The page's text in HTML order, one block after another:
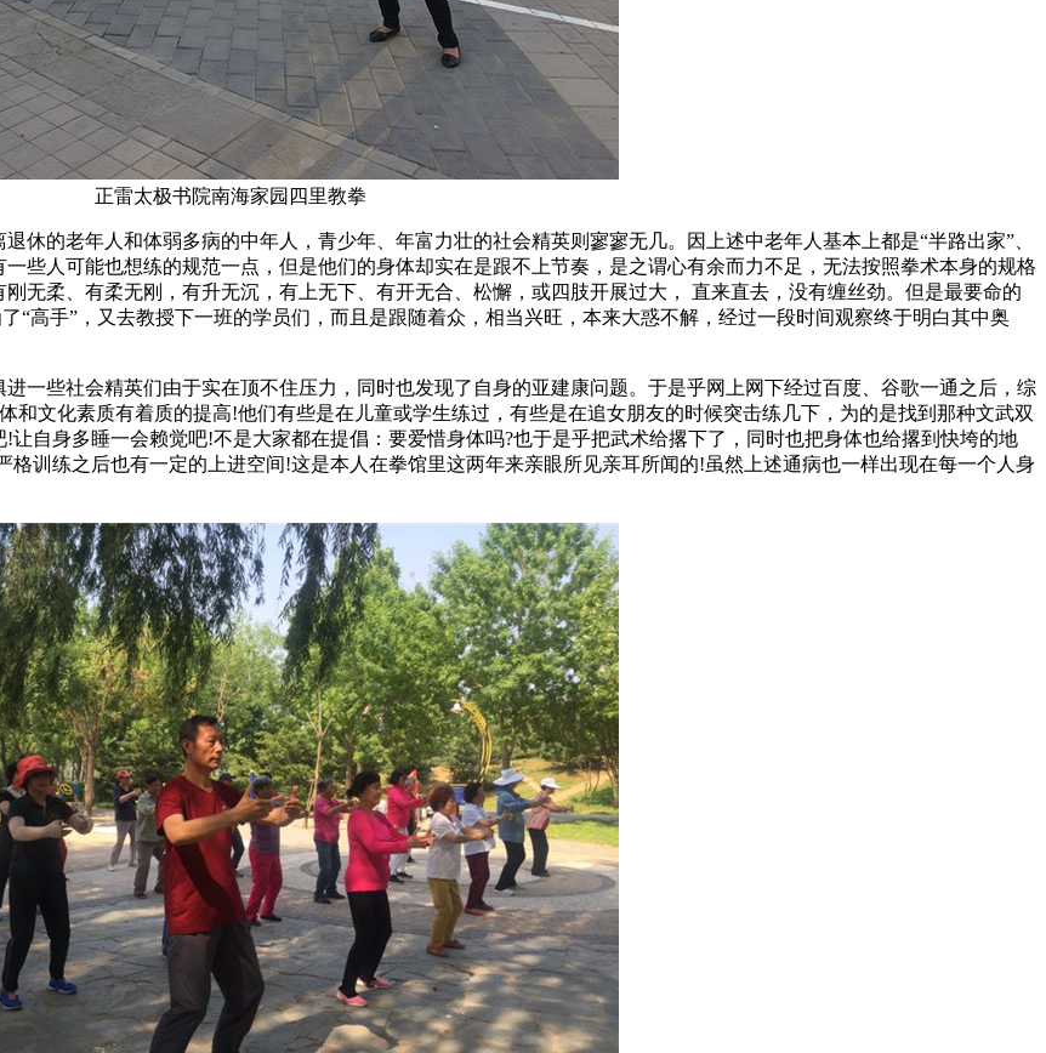
正雷太极书院南海家园四里教拳
的老年人和体弱多病的中年人，青少年、年富力壮的社会精英则寥寥无几。因上述中老年人基本上都是“半路出家”、
些人可能也想练的规范一点，但是他们的身体却实在是跟不上节奏，是之谓心有余而力不足，无法按照拳术本身的规格
无柔、有柔无刚，有升无沉，有上无下、有开无合、松懈，或四肢开展过大， 直来直去，没有缠丝劲。但是最要命的
“高手”，又去教授下一班的学员们，而且是跟随着众，相当兴旺，本来大惑不解，经过一段时间观察终于明白其中奥
些社会精英们由于实在顶不住压力，同时也发现了自身的亚建康问题。于是乎网上网下经过百度、谷歌一通之后，综
文化素质有着质的提高!他们有些是在儿童或学生练过，有些是在追女朋友的时候突击练几下，为的是找到那种文武双
自身多睡一会赖觉吧!不是大家都在提倡：要爱惜身体吗?也于是乎把武术给撂下了，同时也把身体也给撂到快垮的地
训练之后也有一定的上进空间!这是本人在拳馆里这两年来亲眼所见亲耳所闻的!虽然上述通病也一样出现在每一个人身